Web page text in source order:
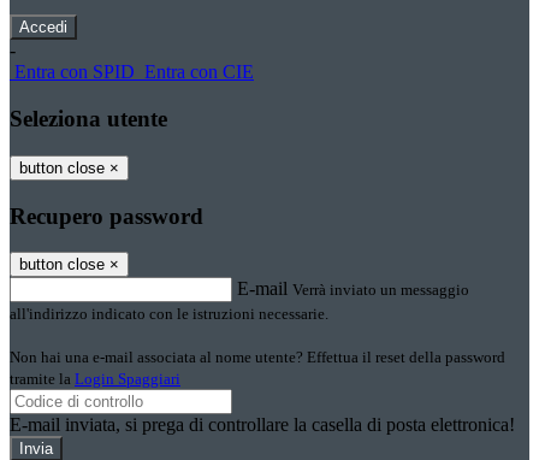
-
Entra con SPID Entra con CIE
Seleziona utente
button close ×
Recupero password
button close ×
E-mail Verrà inviato un messaggio
all'indirizzo indicato con le istruzioni necessarie.
Non hai una e-mail associata al nome utente? Effettua il reset della password
tramite la Login Spaggiari
E-mail inviata, si prega di controllare la casella di posta elettronica!